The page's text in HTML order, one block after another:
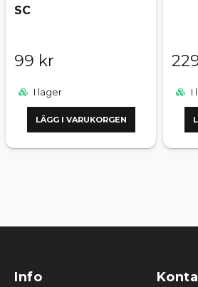
SC
99 kr
I lager
LÄGG I VARUKORGEN
I
Info